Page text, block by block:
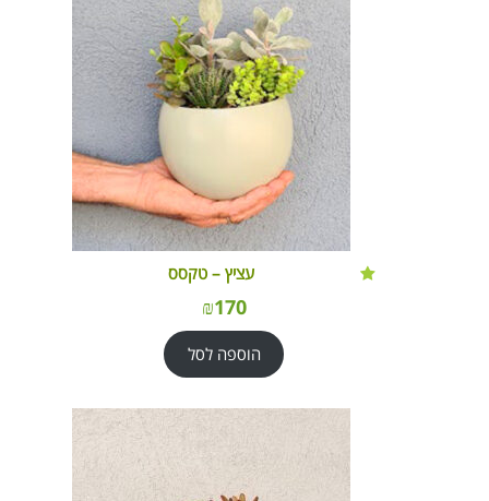
עציץ – טקסס
₪170
הוספה לסל